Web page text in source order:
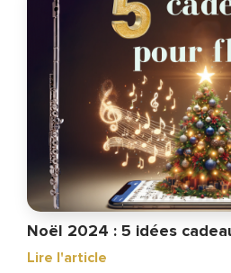
Noël 2024 : 5 idées
Lire l'article